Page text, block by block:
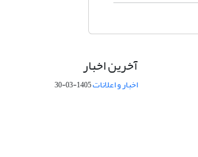
آخرین اخبار
اخبار و اعلانات1405-03-30